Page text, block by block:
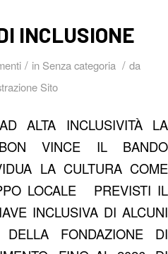
INCLUSIONE
/ in Senza categoria / da
Sito
ALTA INCLUSIVITÀ LA
VINCE IL BANDO
LA CULTURA COME
LOCALE PREVISTI IL
INCLUSIVA DI ALCUNI
FONDAZIONE DI